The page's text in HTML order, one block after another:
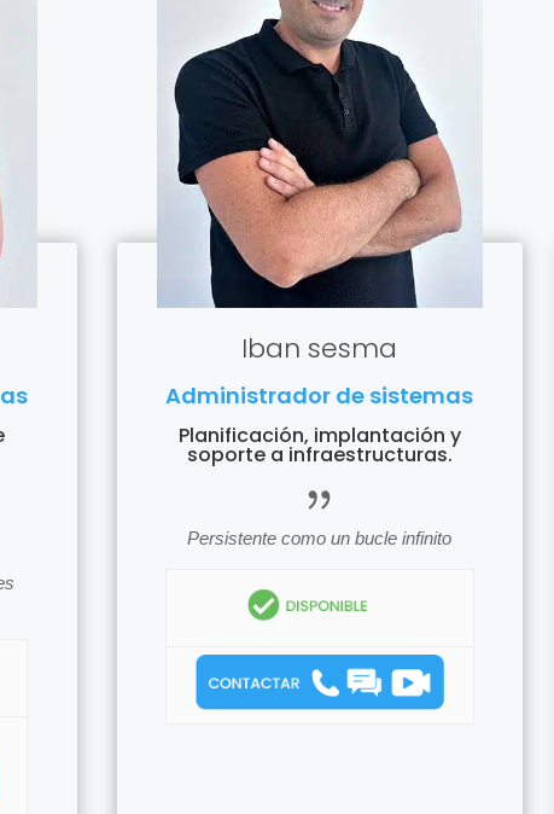
Iban sesma
Administrador de sistemas
Planificación, implantación y
soporte a infraestructuras.
icon_quotations
Persistente como un bucle infinito